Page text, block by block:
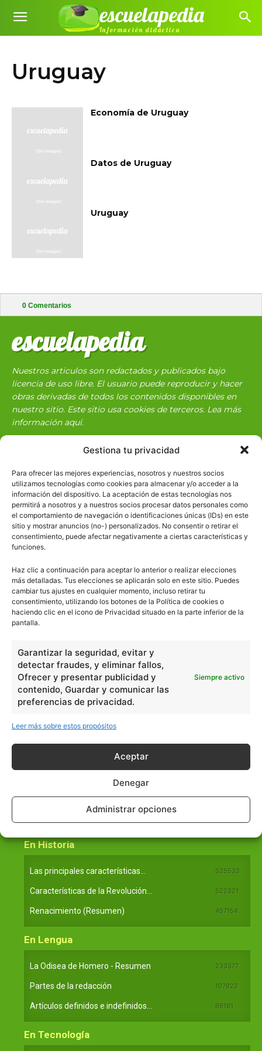
Gestiona tu privacidad
Para ofrecer las mejores experiencias, nosotros y nuestros socios
utilizamos tecnologías como cookies para almacenar y/o acceder a la
información del dispositivo. La aceptación de estas tecnologías nos
permitirá a nosotros y a nuestros socios procesar datos personales como
el comportamiento de navegación o identificaciones únicas (IDs) en este
sitio y mostrar anuncios (no-) personalizados. No consentir o retirar el
consentimiento, puede afectar negativamente a ciertas características y
funciones.
Haz clic a continuación para aceptar lo anterior o realizar elecciones
más detalladas. Tus elecciones se aplicarán solo en este sitio. Puedes
cambiar tus ajustes en cualquier momento, incluso retirar tu
consentimiento, utilizando los botones de la Política de cookies o
haciendo clic en el icono de Privacidad situado en la parte inferior de la
pantalla.
Garantizar la seguridad, evitar y
detectar fraudes, y eliminar fallos,
Ofrecer y presentar publicidad y
contenido, Guardar y comunicar las
preferencias de privacidad.
Siempre activo
Leer más sobre estos propósitos
Aceptar
Denegar
Administrar opciones
escuelapedia
Información didáctica
Uruguay
Economía de Uruguay
Datos de Uruguay
Uruguay
0 Comentarios
escuelapedia
Nuestros articulos son redactados y publicados bajo
licencia de uso libre. El usuario puede reproducir y hacer
obras derivadas de todos los contenidos disponibles en
nuestro sitio. Este sitio usa cookies de terceros. Lea más
información aquí.
Básico
1966
Ciencias
2072
Filosofía
Historia
1597
Lengua
211
Tecnología
Varios
En Básico
Las formas del relieve y sus características 402252
Números romanos
Ángulos agudo, obtuso, recto y...
Principales obras de Aristóteles 82125
En Historia
Las principales características... 525533
Características de la Revolución... 522321
Renacimiento (Resumen) 457154
En Lengua
La Odisea de Homero - Resumen 233377
Partes de la redacción 107922
Artículos definidos e indefinidos... 66181
En Tecnología